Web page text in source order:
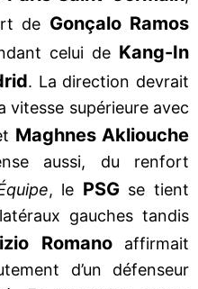
de Gonçalo Ramos
celui de Kang-In
. La direction devrait
vitesse supérieure avec
Maghnes Akliouche
aussi, du renfort
, le PSGse tient
gauches tandis
Romanoaffirmait
d’un défenseur